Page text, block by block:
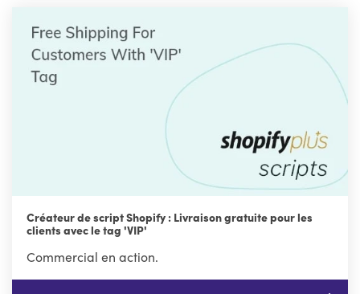
Créateur de script Shopify : Livraison gratuite pour les
clients avec le tag 'VIP'
Commercial en action.